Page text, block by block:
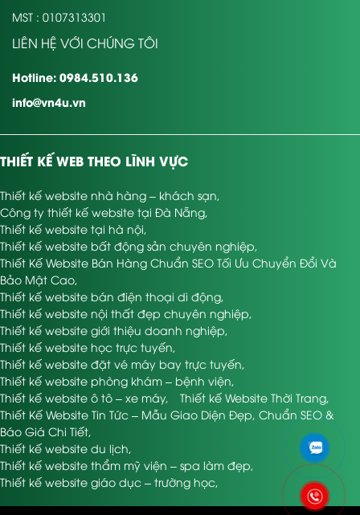
MST : 0107313301
LIÊN HỆ VỚI CHÚNG TÔI
Hotline: 0984.510.136
info@vn4u.vn
THIẾT KẾ WEB THEO LĨNH VỰC
Thiết kế website nhà hàng – khách sạn
Công ty thiết kế website tại Đà Nẵng
Thiết kế website tại hà nội
Thiết kế website bất động sản chuyên nghiệp
Thiết Kế Website Bán Hàng Chuẩn SEO Tối Ưu Chuyển Đổi Và
Bảo Mật Cao
Thiết kế website bán điện thoại di động
Thiết kế website nội thất đẹp chuyên nghiệp
Thiết kế website giới thiệu doanh nghiệp
Thiết kế website học trực tuyến
Thiết kế website đặt vé máy bay trực tuyến
Thiết kế website phòng khám – bệnh viện
Thiết kế website ô tô – xe máy, Thiết kế Website Thời Trang
Thiết Kế Website Tin Tức – Mẫu Giao Diện Đẹp, Chuẩn SEO &
Báo Giá Chi Tiết
Thiết kế website du lịch
Thiết kế website thẩm mỹ viện – spa làm đẹp
Thiết kế website giáo dục – trường học